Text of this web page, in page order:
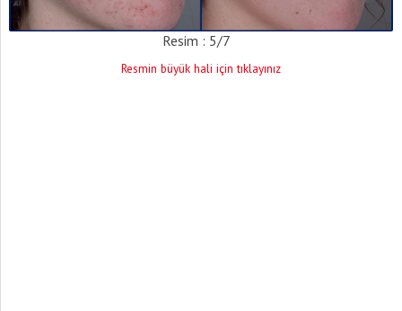
Resim : 5/7
Resmin büyük hali için tıklayınız